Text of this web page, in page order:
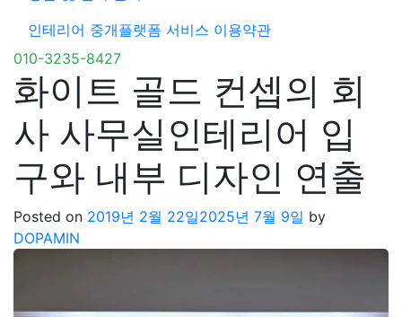
인테리어 중개플랫폼 서비스 이용약관
010-3235-8427
화이트 골드 컨셉의 회
사 사무실인테리어 입
구와 내부 디자인 연출
Posted on 2019년 2월 22일2025년 7월 9일 by
DOPAMIN